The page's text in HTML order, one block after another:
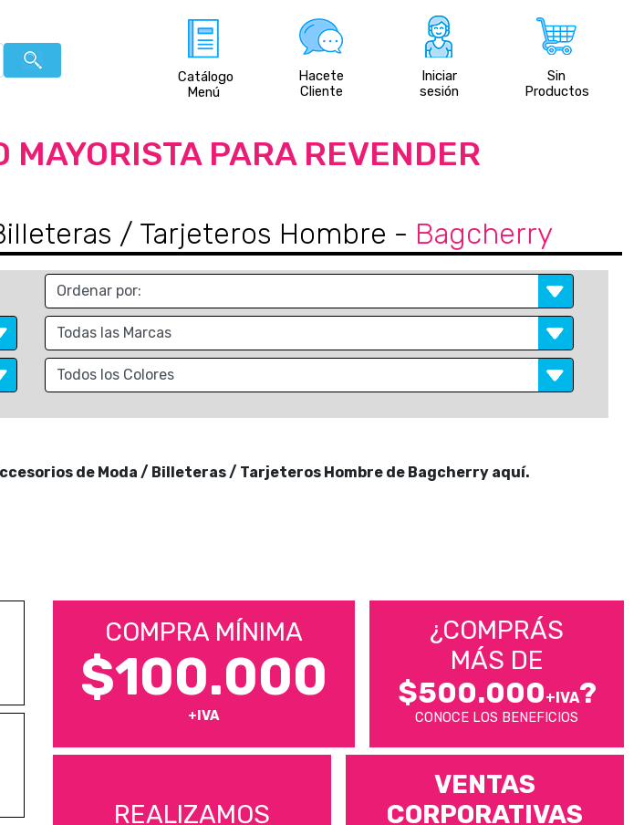
Catálogo
Menú
Hacete
Cliente
Iniciar
sesión
Sin
Productos
MAYORISTA PARA REVENDER
/ Tarjeteros Hombre - Bagcherry
de Moda / Billeteras / Tarjeteros Hombre de Bagcherry aquí.
COMPRA MÍNIMA
$100.000
+IVA
¿COMPRÁS
MÁS DE
$500.000+IVA?
CONOCE LOS BENEFICIOS
REALIZAMOS
VENTAS
CORPORATIVAS